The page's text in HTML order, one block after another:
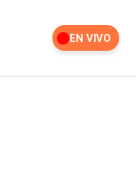
EN VIVO